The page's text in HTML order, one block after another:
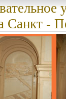
Санкт -